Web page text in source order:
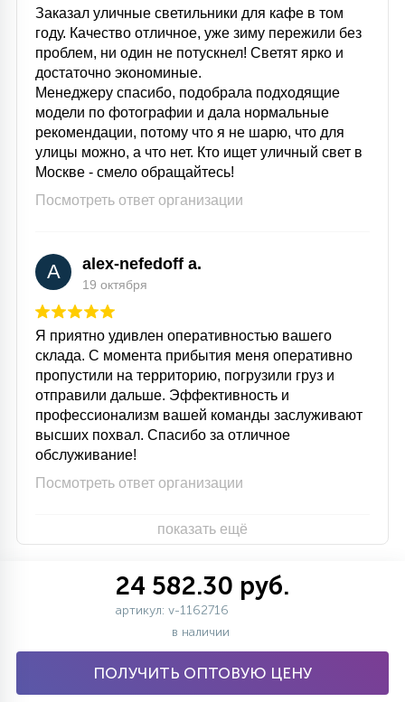
Заказал уличные светильники для кафе в том
году. Качество отличное, уже зиму пережили без
проблем, ни один не потускнел! Светят ярко и
достаточно экономиные.
Менеджеру спасибо, подобрала подходящие
модели по фотографии и дала нормальные
рекомендации, потому что я не шарю, что для
улицы можно, а что нет. Кто ищет уличный свет в
Москве - смело обращайтесь!
Посмотреть ответ организации
A alex-nefedoff a.
19 октября
Я приятно удивлен оперативностью вашего
склада. С момента прибытия меня оперативно
пропустили на территорию, погрузили груз и
отправили дальше. Эффективность и
профессионализм вашей команды заслуживают
высших похвал. Спасибо за отличное
обслуживание!
Посмотреть ответ организации
показать ещё
24 582.30 руб.
артикул: v-1162716
в наличии
ПОЛУЧИТЬ ОПТОВУЮ ЦЕНУ